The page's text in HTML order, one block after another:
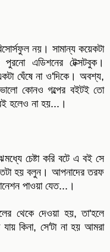
নয়। সামান্য কয়েকটা
এডিশনের টেক্সটবুক।
ঘেঁষে না ও'দিকে। অবশ্য,
কোনও গল্পের বইটই তো
হলেও না হয়...।
চেষ্টা করি বটে এ বই সে
হয় বলুন। আপনাদের তরফ
পাওয়া যেত...।
থেকে দেওয়া হয়, তা'হলে
কিনা, সে'টা না হয় আমরা